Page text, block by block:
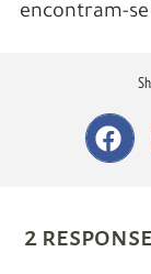
encontram-
2